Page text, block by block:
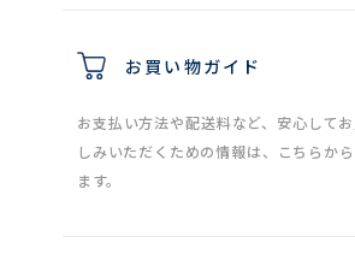
お買い物ガイド
お支払い方法や配送料など、安心して
しみいただくための情報は、こちらか
ます。